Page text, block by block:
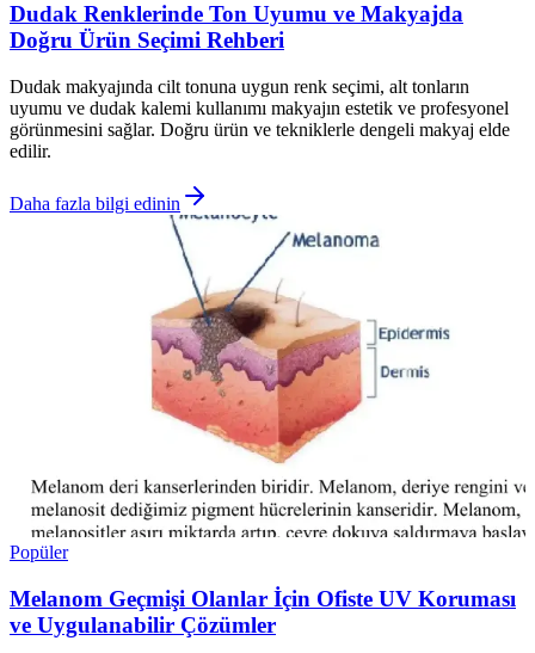
Dudak Renklerinde Ton Uyumu ve Makyajda
Doğru Ürün Seçimi Rehberi
Dudak makyajında cilt tonuna uygun renk seçimi, alt tonların
uyumu ve dudak kalemi kullanımı makyajın estetik ve profesyonel
görünmesini sağlar. Doğru ürün ve tekniklerle dengeli makyaj elde
edilir.
Daha fazla bilgi edinin
Popüler
Melanom Geçmişi Olanlar İçin Ofiste UV Koruması
ve Uygulanabilir Çözümler